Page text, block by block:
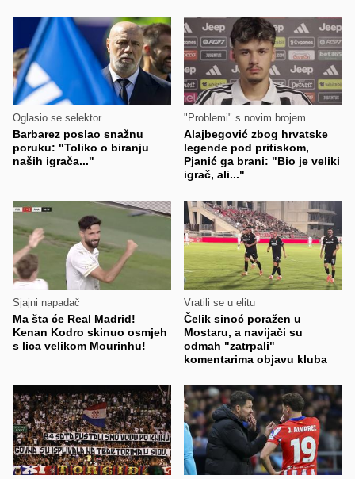
Oglasio se selektor
Barbarez poslao snažnu
poruku: "Toliko o biranju
naših igrača..."
"Problemi" s novim brojem
Alajbegović zbog hrvatske
legende pod pritiskom,
Pjanić ga brani: "Bio je veliki
igrač, ali..."
Sjajni napadač
Ma šta će Real Madrid!
Kenan Kodro skinuo osmjeh
s lica velikom Mourinhu!
Vratili se u elitu
Čelik sinoć poražen u
Mostaru, a navijači su
odmah "zatrpali"
komentarima objavu kluba